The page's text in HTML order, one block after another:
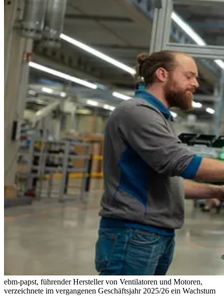
ebm-papst, führender Hersteller von Ventilatoren und Motoren,
verzeichnete im vergangenen Geschäftsjahr 2025/26 ein Wachstum